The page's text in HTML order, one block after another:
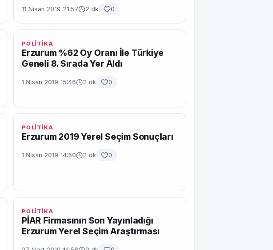
11 Nisan 2019 21:57 2 dk 0
POLİTİKA
Erzurum %62 Oy Oranı İle Türkiye
Geneli 8. Sırada Yer Aldı
1 Nisan 2019 15:46 2 dk 0
POLİTİKA
Erzurum 2019 Yerel Seçim Sonuçları
1 Nisan 2019 14:50 2 dk 0
POLİTİKA
PİAR Firmasının Son Yayınladığı
Erzurum Yerel Seçim Araştırması